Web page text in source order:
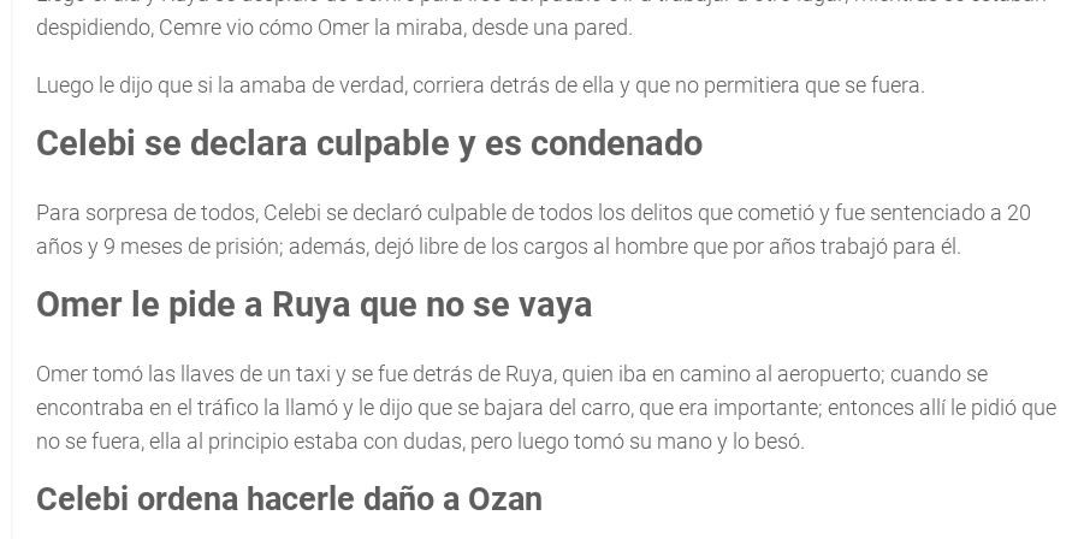
despidiendo, Cemre vio cómo Omer la miraba, desde una pared.
Luego le dijo que si la amaba de verdad, corriera detrás de ella y que no permitiera que se fuera.
Celebi se declara culpable y es condenado
Para sorpresa de todos, Celebi se declaró culpable de todos los delitos que cometió y fue sentenciado a 20
años y 9 meses de prisión; además, dejó libre de los cargos al hombre que por años trabajó para él.
Omer le pide a Ruya que no se vaya
Omer tomó las llaves de un taxi y se fue detrás de Ruya, quien iba en camino al aeropuerto; cuando se
encontraba en el tráfico la llamó y le dijo que se bajara del carro, que era importante; entonces allí le pidió que
no se fuera, ella al principio estaba con dudas, pero luego tomó su mano y lo besó.
Celebi ordena hacerle daño a Ozan